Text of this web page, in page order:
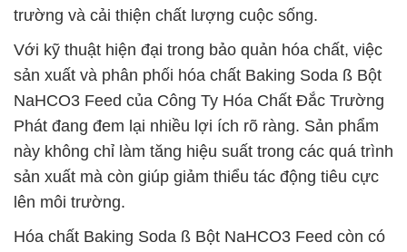
trường và cải thiện chất lượng cuộc sống.
Với kỹ thuật hiện đại trong bảo quản hóa chất, việc
sản xuất và phân phối hóa chất Baking Soda ß Bột
NaHCO3 Feed của Công Ty Hóa Chất Đắc Trường
Phát đang đem lại nhiều lợi ích rõ ràng. Sản phẩm
này không chỉ làm tăng hiệu suất trong các quá trình
sản xuất mà còn giúp giảm thiểu tác động tiêu cực
lên môi trường.
Hóa chất Baking Soda ß Bột NaHCO3 Feed còn có